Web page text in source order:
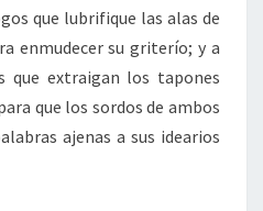
que lubrifique las alas de
enmudecer su griterío; y a
que extraigan los tapones
que los sordos de ambos
ajenas a sus idearios